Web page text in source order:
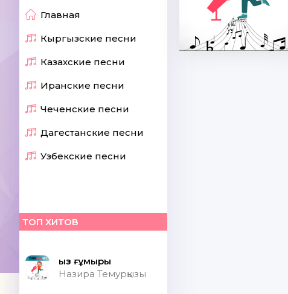
Главная
Кыргызские песни
Казахские песни
Иранские песни
Чеченские песни
Дагестанские песни
Узбекские песни
ТОП ХИТОВ
Қыз ғұмыры
Назира Темурқызы